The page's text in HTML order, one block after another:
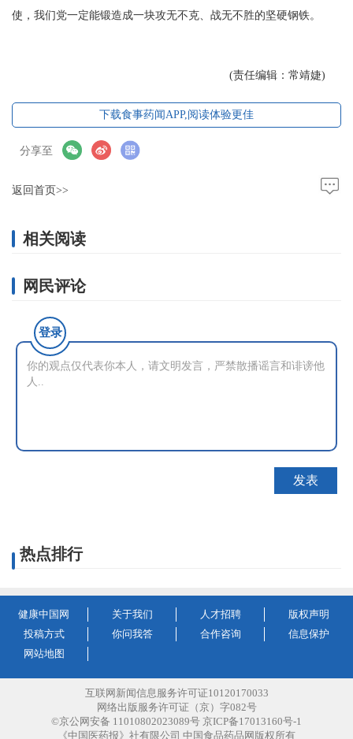
使，我们党一定能锻造成一块攻无不克、战无不胜的坚硬钢铁。
(责任编辑：常靖婕)
下载食事药闻APP,阅读体验更佳
分享至
返回首页>>
相关阅读
网民评论
登录
热点排行
健康中国网 关于我们 人才招聘
版权声明
投稿方式
你问我答 合作咨询
信息保护
网站地图
互联网新闻信息服务许可证10120170033
网络出版服务许可证（京）字082号
©京公网安备 11010802023089号 京ICP备17013160号-1
《中国医药报》社有限公司 中国食品药品网版权所有